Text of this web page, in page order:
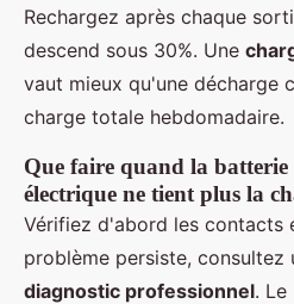
Rechargez après chaque
descend sous 30%. Une
vaut mieux qu'une décharge
charge totale hebdomadaire.
Que faire quand la batterie
électrique ne tient plus la
Vérifiez d'abord les contacts
problème persiste, consultez
diagnostic professionnel. Le